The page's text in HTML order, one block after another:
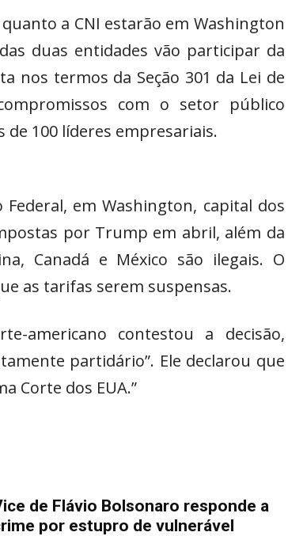
a CNI estarão em Washington
duas entidades vão participar da
nos termos da Seção 301 da Lei de
com o setor público
de 100 líderes empresariais.
em Washington, capital dos
por Trump em abril, além da
Canadá e México são ilegais. O
as tarifas serem suspensas.
americano contestou a decisão,
partidário”. Ele declarou que
Corte dos EUA.”
de Flávio Bolsonaro responde a
por estupro de vulnerável